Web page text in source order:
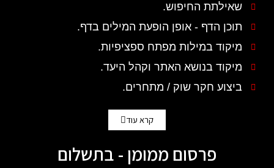
שאילתת החיפוש.
תוכן הדף - אופן הופעת המילים בדף.
מיקוד במילות מפתח ספציפיות.
מיקוד בנושא האתר וקהל היעד.
ביצוע חקר שוק / מתחרים.
קרא עוד
פרסום ממומן - בתשלום